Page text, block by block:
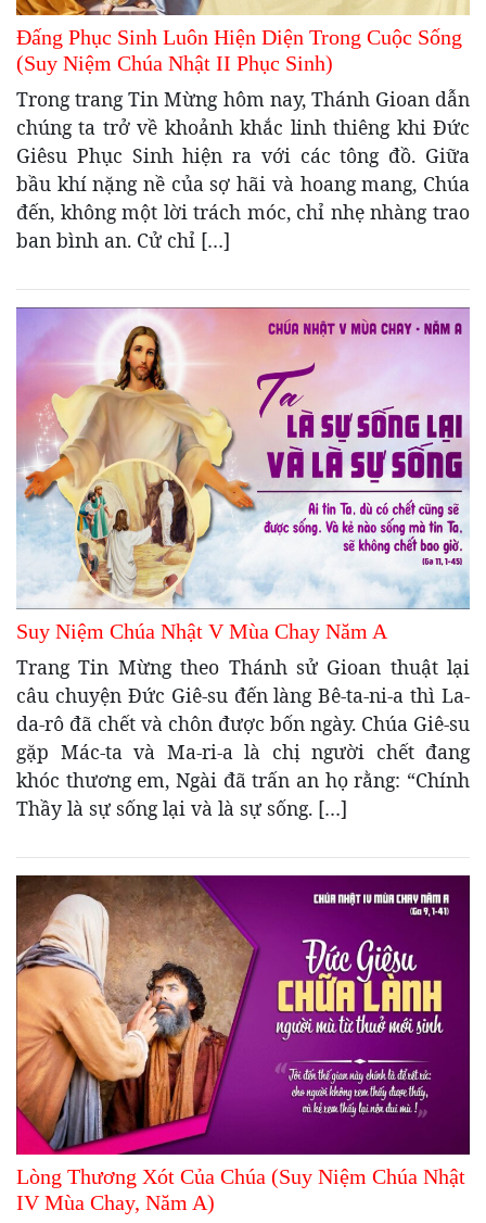
Đấng Phục Sinh Luôn Hiện Diện Trong Cuộc Sống
(Suy Niệm Chúa Nhật II Phục Sinh)
Trong trang Tin Mừng hôm nay, Thánh Gioan dẫn
chúng ta trở về khoảnh khắc linh thiêng khi Đức
Giêsu Phục Sinh hiện ra với các tông đồ. Giữa
bầu khí nặng nề của sợ hãi và hoang mang, Chúa
đến, không một lời trách móc, chỉ nhẹ nhàng trao
ban bình an. Cử chỉ […]
Suy Niệm Chúa Nhật V Mùa Chay Năm A
Trang Tin Mừng theo Thánh sử Gioan thuật lại
câu chuyện Đức Giê-su đến làng Bê-ta-ni-a thì La-
da-rô đã chết và chôn được bốn ngày. Chúa Giê-su
gặp Mác-ta và Ma-ri-a là chị người chết đang
khóc thương em, Ngài đã trấn an họ rằng: “Chính
Thầy là sự sống lại và là sự sống. […]
Lòng Thương Xót Của Chúa (Suy Niệm Chúa Nhật
IV Mùa Chay, Năm A)